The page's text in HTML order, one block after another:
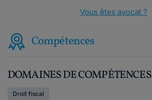
Vous êtes avocat ?
Compétences
DOMAINES DE COMPÉTENCES
Droit fiscal